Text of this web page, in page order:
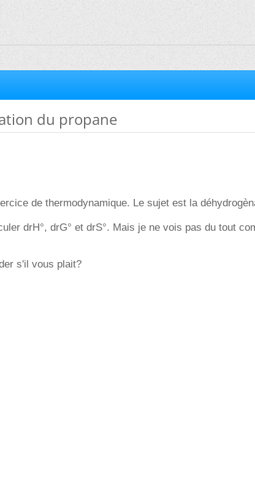
du propane
de thermodynamique. Le sujet est la
drH°, drG° et drS°. Mais je ne vois pas du tout
s'il vous plait?